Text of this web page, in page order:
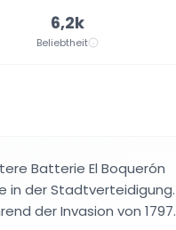
6,2k
Beliebtheit
Batterie El Boquerón
in der Stadtverteidigung.
der Invasion von 1797.